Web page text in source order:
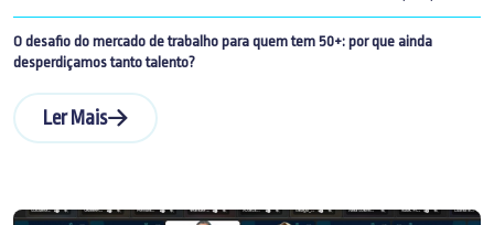
O desafio do mercado de trabalho para quem tem 50+: por que ainda
desperdiçamos tanto talento?
Ler Mais